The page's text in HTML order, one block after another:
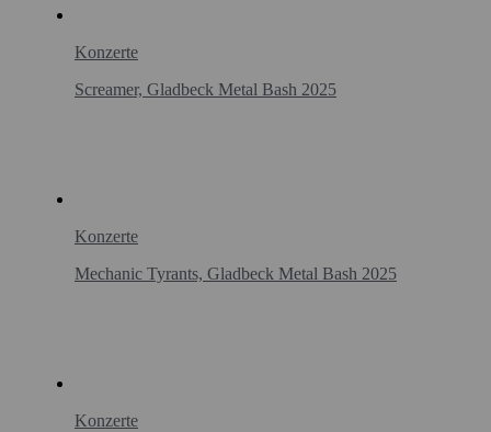
Konzerte
Screamer, Gladbeck Metal Bash 2025
Konzerte
Mechanic Tyrants, Gladbeck Metal Bash 2025
Konzerte